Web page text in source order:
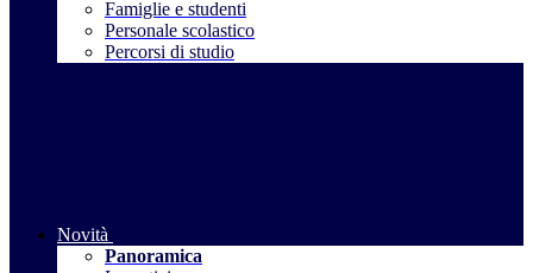
Famiglie e studenti
Personale scolastico
Percorsi di studio
Novità
Panoramica